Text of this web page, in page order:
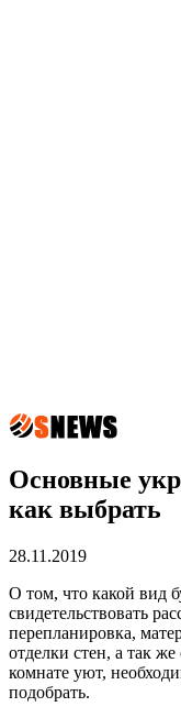
Основные
как выбрать
28.11.2019
О том, что какой вид
свидетельствовать
перепланировка,
отделки стен, а так
комнате уют,
подобрать.